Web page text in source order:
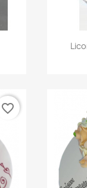
favorite_border